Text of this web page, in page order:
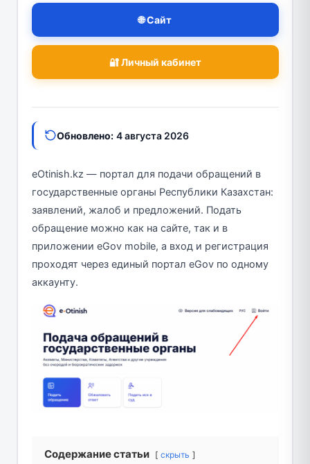
🌐 Сайт
🔐 Личный кабинет
Обновлено: 4 августа 2026
eOtinish.kz — портал для подачи обращений в
государственные органы Республики Казахстан:
заявлений, жалоб и предложений. Подать
обращение можно как на сайте, так и в
приложении eGov mobile, а вход и регистрация
проходят через единый портал eGov по одному
аккаунту.
Содержание статьи скрыть